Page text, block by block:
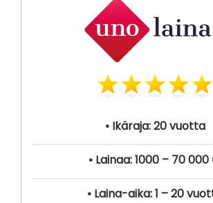
• Ikäraja: 20 vuotta
• Lainaa: 1000 – 70
• Laina-aika: 1 – 20